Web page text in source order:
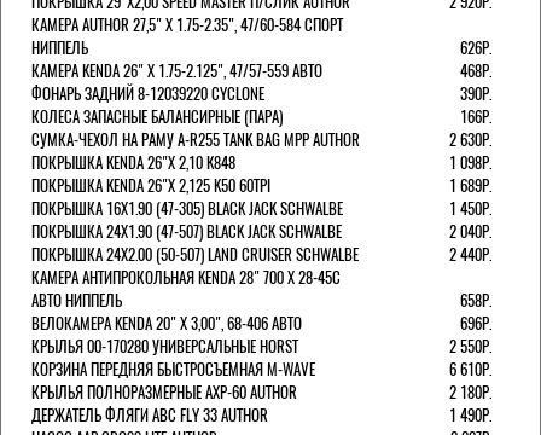
КАМЕРА AUTHOR 27,5" Х 1.75-2.35", 47/60-584 СПОРТ
НИППЕЛЬ
626Р.
КАМЕРА KENDA 26" Х 1.75-2.125", 47/57-559 АВТО
468Р.
ФОНАРЬ ЗАДНИЙ 8-12039220 CYCLONE
390Р.
КОЛЕСА ЗАПАСНЫЕ БАЛАНСИРНЫЕ (ПАРА)
166Р.
CУМКА-ЧЕХОЛ НА РАМУ A-R255 TANK BAG MPP AUTHOR
2 630Р.
ПОКРЫШКА KENDA 26"Х 2,10 K848
1 098Р.
ПОКРЫШКА KENDA 26"Х 2,125 K50 60TPI
1 689Р.
ПОКРЫШКА 16X1.90 (47-305) BLACK JACK SCHWALBE
1 450Р.
ПОКРЫШКА 24X1.90 (47-507) BLACK JACK SCHWALBE
2 040Р.
ПОКРЫШКА 24X2.00 (50-507) LAND CRUISER SCHWALBE
2 440Р.
КАМЕРА АНТИПРОКОЛЬНАЯ KENDA 28" 700 Х 28-45C
АВТО НИППЕЛЬ
658Р.
ВЕЛОКАМЕРА KENDA 20" Х 3,00", 68-406 АВТО
696Р.
КРЫЛЬЯ 00-170280 УНИВЕРСАЛЬНЫЕ HORST
2 550Р.
КОРЗИНА ПЕРЕДНЯЯ БЫСТРОСЪЕМНАЯ M-WAVE
6 610Р.
КРЫЛЬЯ ПОЛНОРАЗМЕРНЫЕ AXP-60 AUTHOR
2 180Р.
ДЕРЖАТЕЛЬ ФЛЯГИ АВС FLY 33 AUTHOR
1 490Р.